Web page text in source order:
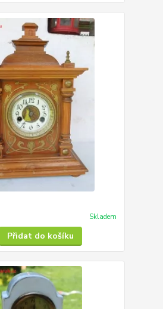
Skladem
Přidat do košíku